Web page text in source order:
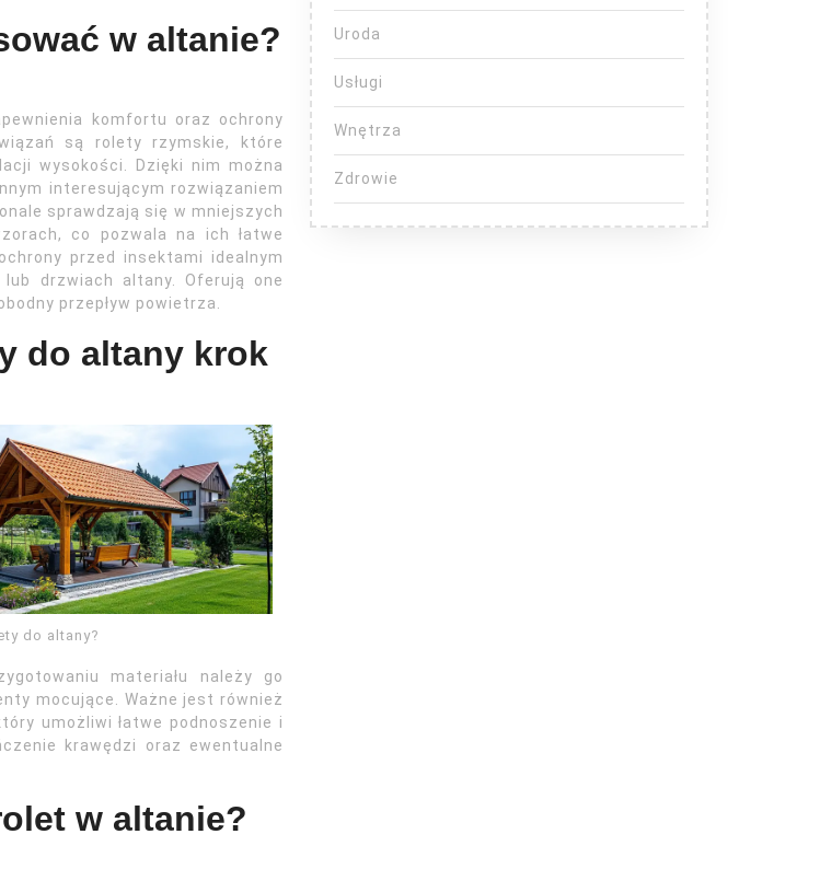
w altanie?
komfortu oraz ochrony
są rolety rzymskie, które
wysokości. Dzięki nim można
interesującym rozwiązaniem
sprawdzają się w mniejszych
co pozwala na ich łatwe
przed insektami idealnym
drzwiach altany. Oferują one
przepływ powietrza.
do altany krok
do altany?
materiału należy go
mocujące. Ważne jest również
umożliwi łatwe podnoszenie i
krawędzi oraz ewentualne
w altanie?
Uroda
Usługi
Wnętrza
Zdrowie